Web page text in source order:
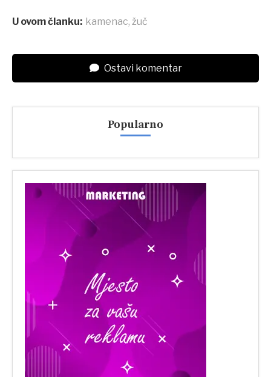
U ovom članku: kamenac, žuč
Ostavi komentar
Popularno